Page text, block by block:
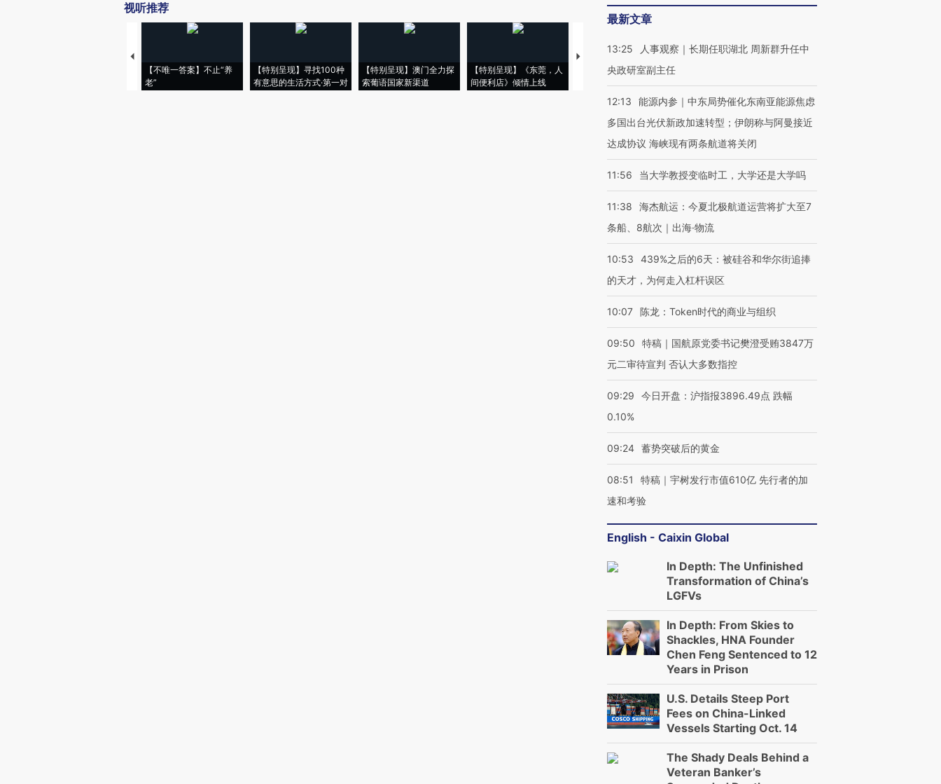
视听推荐
【不唯一答案】不止“养
老”
【特别呈现】寻找100种
有意思的生活方式·第一对
【特别呈现】澳门全力探
索葡语国家新渠道
【特别呈现】《东莞，人
间便利店》倾情上线
【推广】走进第四届链博
会，让数智科技“链”接产
【商旅对话】华住集团
最新文章
13:25
人事观察｜长期任职湖北 周新群升任中
央政研室副主任
12:13
能源内参｜中东局势催化东南亚能源焦虑
多国出台光伏新政加速转型；伊朗称与阿曼接近
达成协议 海峡现有两条航道将关闭
11:56 当大学教授变临时工，大学还是大学吗
11:38
海杰航运：今夏北极航道运营将扩大至7
条船、8航次｜出海·物流
10:53
439%之后的6天：被硅谷和华尔街追捧
的天才，为何走入杠杆误区
10:07 陈龙：Token时代的商业与组织
09:50
特稿｜国航原党委书记樊澄受贿3847万
元二审待宣判 否认大多数指控
09:29
今日开盘：沪指报3896.49点 跌幅
0.10%
09:24 蓄势突破后的黄金
08:51
特稿｜宇树发行市值610亿 先行者的加
速和考验
English - Caixin Global
In Depth: The Unfinished
Transformation of China’s
LGFVs
In Depth: From Skies to
Shackles, HNA Founder
Chen Feng Sentenced to 12
Years in Prison
U.S. Details Steep Port
Fees on China-Linked
Vessels Starting Oct. 14
The Shady Deals Behind a
Veteran Banker’s